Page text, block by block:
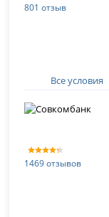
801 отзыв
Все условия
1469 отзывов